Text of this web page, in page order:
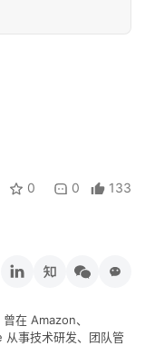
0 0 133
在 Amazon、
事技术研发、团队管